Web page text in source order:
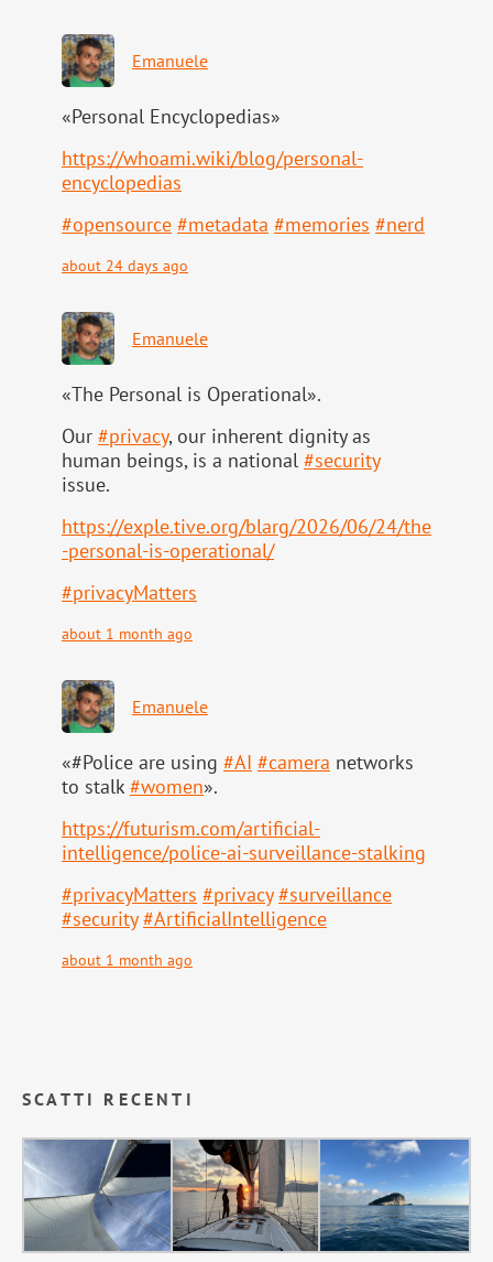
Emanuele
«Personal Encyclopedias»
https://whoami.wiki/blog/personal-
encyclopedias
#opensource #metadata #memories #nerd
about 24 days ago
Emanuele
«The Personal is Operational».
Our #privacy, our inherent dignity as
human beings, is a national #security
issue.
https://exple.tive.org/blarg/2026/06/24/the
-personal-is-operational/
#privacyMatters
about 1 month ago
Emanuele
«#Police are using #AI #camera networks
to stalk#women».
https://futurism.com/artificial-
intelligence/police-ai-surveillance-stalking
#privacyMatters #privacy #surveillance
#security #ArtificialIntelligence
about 1 month ago
SCATTI RECENTI